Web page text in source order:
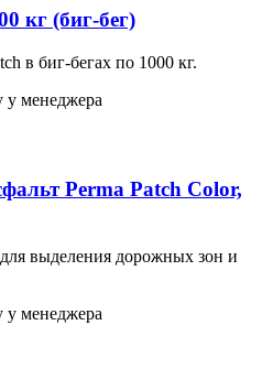
кг (биг-бег)
в биг-бегах по 1000 кг.
у менеджера
Perma Patch Color,
выделения дорожных зон и
у менеджера